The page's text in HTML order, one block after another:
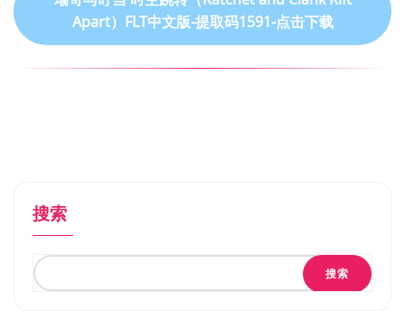
Apart）FLT中文版-提取码1591-点击下载
搜索
搜索